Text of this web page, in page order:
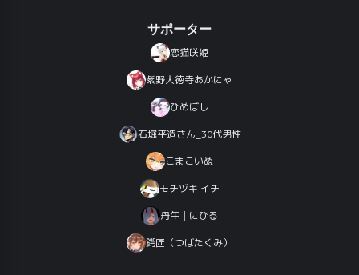
サポーター
恋猫咲姫
紫野大徳寺あかにゃ
ひめぼし
石堀平造さん_30代男性
こまこいぬ
モチヅキ イチ
丹午│にひる
鍔匠（つばたくみ）